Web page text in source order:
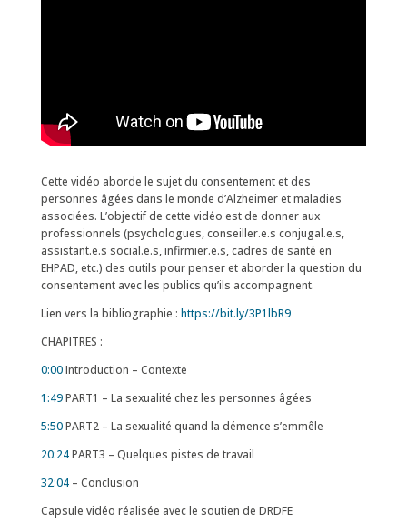
Cette vidéo aborde le sujet du consentement et des
personnes âgées dans le monde d’Alzheimer et maladies
associées. L’objectif de cette vidéo est de donner aux
professionnels (psychologues, conseiller.e.s conjugal.e.s,
assistant.e.s social.e.s, infirmier.e.s, cadres de santé en
EHPAD, etc.) des outils pour penser et aborder la question du
consentement avec les publics qu’ils accompagnent.
Lien vers la bibliographie : https://bit.ly/3P1lbR9
CHAPITRES :
0:00Introduction – Contexte
1:49PART1 – La sexualité chez les personnes âgées
5:50PART2 – La sexualité quand la démence s’emmêle
20:24PART3 – Quelques pistes de travail
32:04– Conclusion
Capsule vidéo réalisée avec le soutien de DRDFE